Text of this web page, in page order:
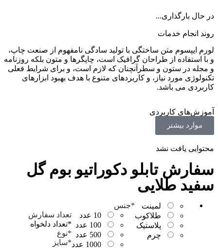
در حال بارگذاری...
روند انجام خدمات
لورم ایپسوم متن ساختگی با تولید سادگی نامفهوم از صنعت چاپ،
و با استفاده از طراحان گرافیک است، چاپگرها و متون بلکه روزنامه
و مجله در ستون و سطرآنچنان که لازم است، و برای شرایط فعلی
تکنولوژی مورد نیاز، و کاربردهای متنوع با هدف بهبود ابزارهای
کاربردی می باشد.
آموزش‌های کاربردی
موارد بیشتر
محتوایی یافت نشد
سفارش تابلو دکوراتیو بوم گل
سفید طلایی
*جنس
لمینت
طلاکوب
پلاستیک
چرم
تعداد سفارش
10 عدد
100 عدد
500 عدد
1000 عدد
*تعداد دلخواه
*نوع
*سایز